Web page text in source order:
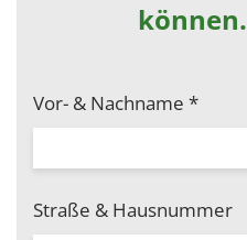
können.
Vor- & Nachname *
Straße & Hausnummer